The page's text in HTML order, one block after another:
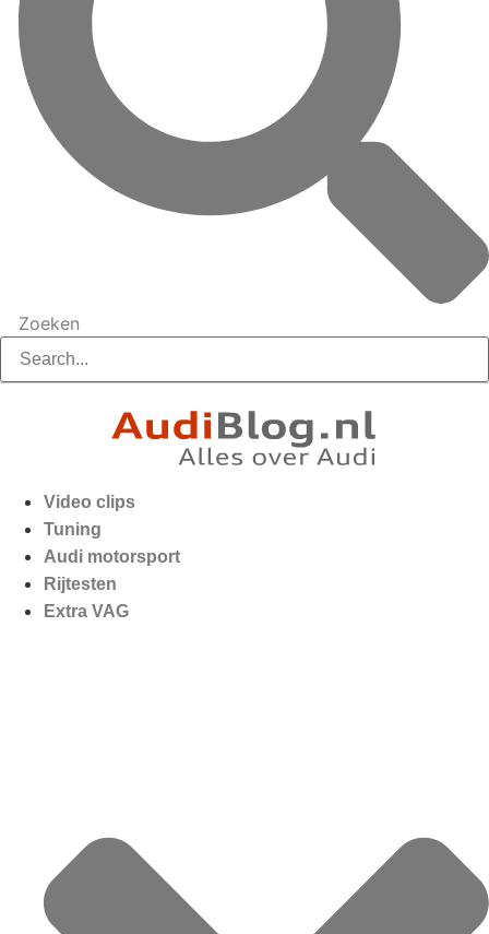
Zoeken
Video clips
Tuning
Audi motorsport
Rijtesten
Extra VAG